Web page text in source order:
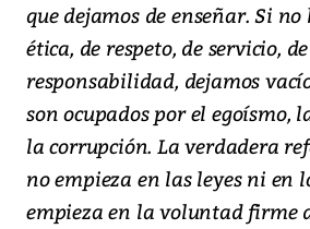
que dejamos de enseñar. Si
ética, de respeto, de servicio,
responsabilidad, dejamos
son ocupados por el egoísmo,
la corrupción. La verdadera
no empieza en las leyes ni en
empieza en la voluntad firme